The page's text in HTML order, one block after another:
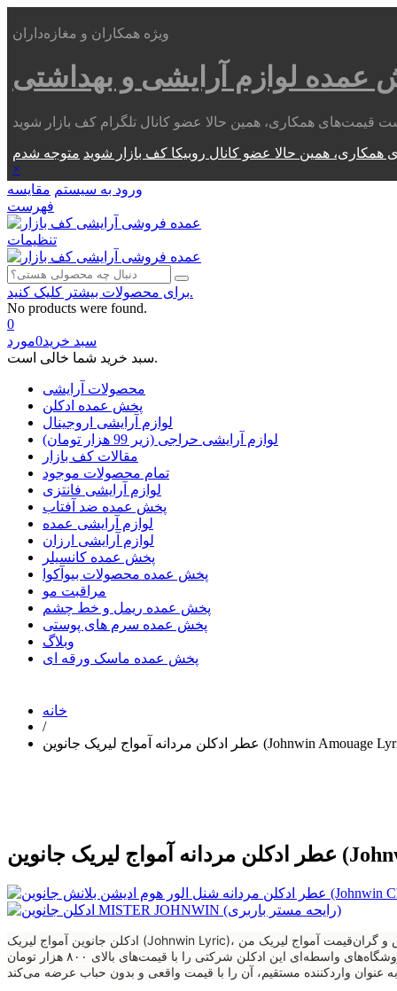
ویژه همکاران و مغازه‌داران
عمده لوازم آرایشی و بهداشتی
همکاری، همین حالا عضو کانال روبیکا کف بازار شوید
×
ورود به سیستم مقایسه
فهرست
تنظیمات
برای محصولات بیشتر کلیک کنید.
No products were found.
0
سبد خرید0مورد
سبد خرید شما خالی است.
محصولات آرایشی
پخش عمده ادکلن
لوازم آرایشی اروجینال
لوازم آرایشی حراجی (زیر 99 هزار تومان)
مقالات کف بازار
تمام محصولات موجود
لوازم آرایشی فانتزی
پخش عمده ضد آفتاب
لوازم آرایشی عمده
لوازم آرایشی ارزان
پخش عمده کانسیلر
پخش عمده محصولات بیوآکوا
مراقبت مو
پخش عمده ریمل و خط چشم
پخش عمده سرم های پوستی
وبلاگ
پخش عمده ماسک ورقه ای
خانه
/
ادکلن جانوین آمواج لیریک (Johnwin Lyric)، نسخه‌ای هنرمندانه و باکیفیت از عطر لوکس و گران‌قیمت آمواج لیریک من (Amouage Lyric Man) است. این عطر با ترکیبی جسورانه از گل رز، لیمو و نت‌های چوبی، روایتی متفاوت از
مردانگی را ارائه می‌دهد؛ مردی با روحی لطیف اما قدرتمند. اما چرا باید برای تجربه این رایحه خاص، هزینه‌های میلیونی بپردازید؟ در حالی که فروشگاه‌های واسطه‌ای این ادکلن شرکتی را با قیمت‌های بالای ۸۰۰ هزار تومان